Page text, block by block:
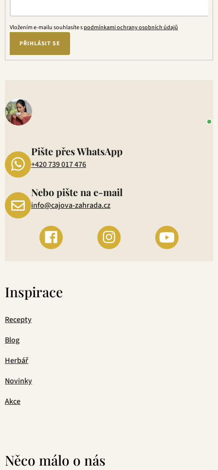
Vložením e-mailu souhlasíte spodmínkami ochrany osobních údajů
PŘIHLÁSIT SE
Pište přes WhatsApp
+420 739 017 476
Nebo pište na e-mail
info@cajova-zahrada.cz
Inspirace
Recepty
Blog
Herbář
Novinky
Akce
Něco málo o nás